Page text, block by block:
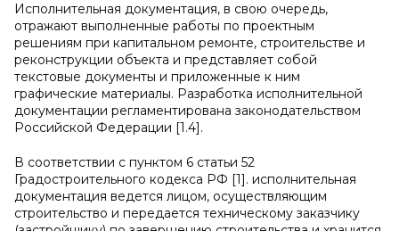
Исполнительная документация, в свою очередь,
отражают выполненные работы по проектным
решениям при капитальном ремонте, строительстве и
реконструкции объекта и представляет собой
текстовые документы и приложенные к ним
графические материалы. Разработка исполнительной
документации регламентирована законодательством
Российской Федерации [1.4].
В соответствии с пунктом 6 статьи 52
Градостроительного кодекса РФ [1]. исполнительная
документация ведется лицом, осуществляющим
строительство и передается техническому заказчику